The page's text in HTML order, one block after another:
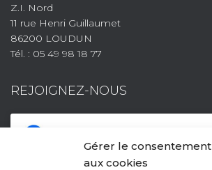
Gérer le consentement
aux cookies
Z.I. Nord
11 rue Henri Guillaumet
86200 LOUDUN
Tél. : 05 49 98 18 77
REJOIGNEZ-NOUS